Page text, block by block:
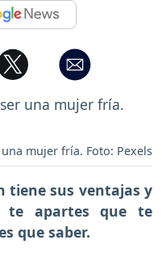
mujer fría. Foto: Pexels
tiene sus ventajas y
te apartes que te
que saber.